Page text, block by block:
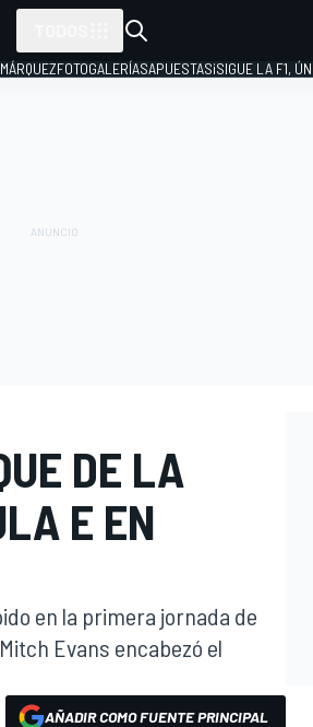
FOTOGALERÍASAPUESTAS¡SIGUE LA F1,
DE LA
E EN
en la primera jornada de
Evans encabezó el
AÑADIR COMO FUENTE PRINCIPAL